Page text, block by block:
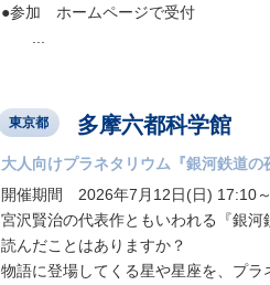
●参加 ホームページで受付
...
東京都 多摩六都科学館
大人向けプラネタリウム『銀河鉄道の
開催期間 2026年7月12日(日) 17:10
宮沢賢治の代表作ともいわれる『銀河
読んだことはありますか？
物語に登場してくる星や星座を、プラ